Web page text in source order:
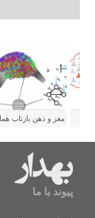
مغز و ذهن بازتاب
پیوند با ما